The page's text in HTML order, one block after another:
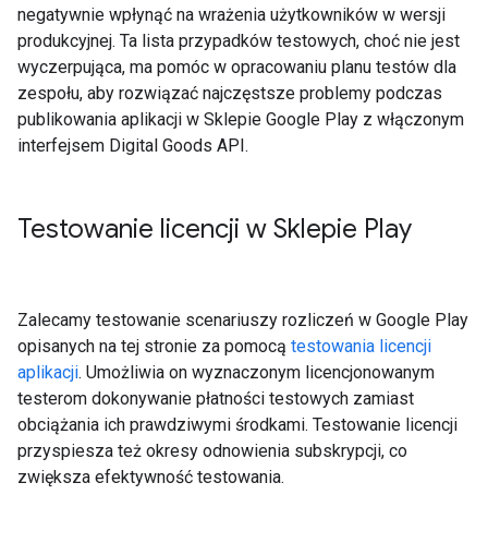
negatywnie wpłynąć na wrażenia użytkowników w wersji
produkcyjnej. Ta lista przypadków testowych, choć nie jest
wyczerpująca, ma pomóc w opracowaniu planu testów dla
zespołu, aby rozwiązać najczęstsze problemy podczas
publikowania aplikacji w Sklepie Google Play z włączonym
interfejsem Digital Goods API.
Testowanie licencji w Sklepie Play
Zalecamy testowanie scenariuszy rozliczeń w Google Play
opisanych na tej stronie za pomocą testowania licencji
aplikacji. Umożliwia on wyznaczonym licencjonowanym
testerom dokonywanie płatności testowych zamiast
obciążania ich prawdziwymi środkami. Testowanie licencji
przyspiesza też okresy odnowienia subskrypcji, co
zwiększa efektywność testowania.